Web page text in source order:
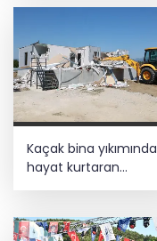
Kaçak bina yıkımında
hayat kurtaran
müdahale